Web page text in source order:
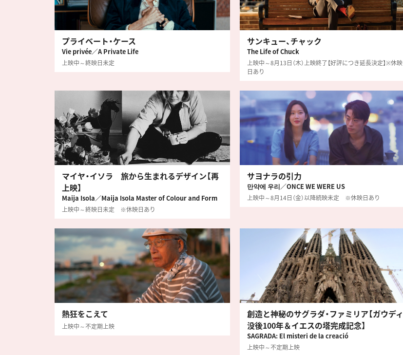
プライベート・ケース
Vie privée／A Private Life
上映中～終映日未定
サンキュー、チャック
The Life of Chuck
上映中～8月13日（木）上映終了【好評につき延長決定】※休映
日あり
マイヤ・イソラ 旅から生まれるデザイン【再
上映】
Maija Isola／Maija Isola Master of Colour and Form
上映中～終映日未定 ※休映日あり
サヨナラの引力
만약에 우리／ONCE WE WERE US
上映中～8月14日（金）以降続映未定 ※休映日あり
熱狂をこえて
上映中～不定期上映
創造と神秘のサグラダ・ファミリア【ガウディ
没後100年＆イエスの塔完成記念】
SAGRADA: El misteri de la creació
上映中～不定期上映